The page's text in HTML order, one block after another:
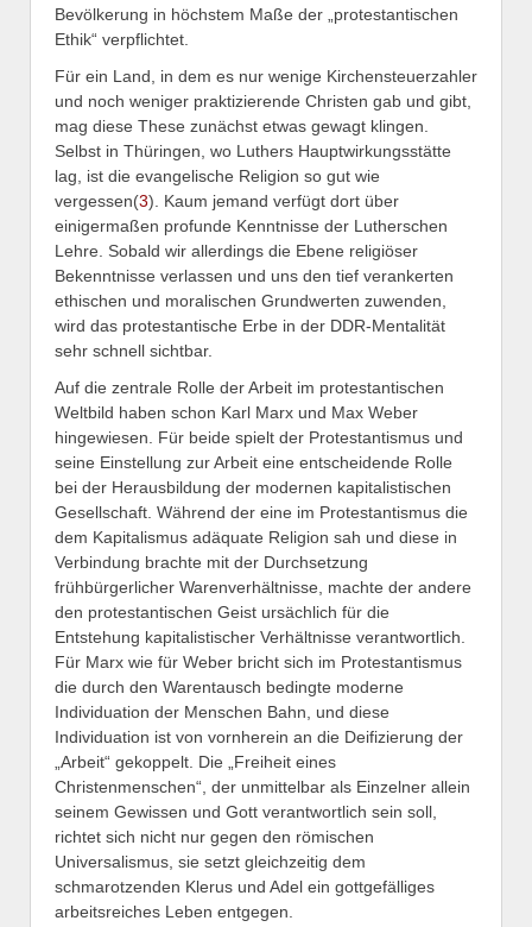
Bevölkerung in höchstem Maße der „protestantischen
Ethik“ verpflichtet.
Für ein Land, in dem es nur wenige Kirchensteuerzahler
und noch weniger praktizierende Christen gab und gibt,
mag diese These zunächst etwas gewagt klingen.
Selbst in Thüringen, wo Luthers Hauptwirkungsstätte
lag, ist die evangelische Religion so gut wie
vergessen(3). Kaum jemand verfügt dort über
einigermaßen profunde Kenntnisse der Lutherschen
Lehre. Sobald wir allerdings die Ebene religiöser
Bekenntnisse verlassen und uns den tief verankerten
ethischen und moralischen Grundwerten zuwenden,
wird das protestantische Erbe in der DDR-Mentalität
sehr schnell sichtbar.
Auf die zentrale Rolle der Arbeit im protestantischen
Weltbild haben schon Karl Marx und Max Weber
hingewiesen. Für beide spielt der Protestantismus und
seine Einstellung zur Arbeit eine entscheidende Rolle
bei der Herausbildung der modernen kapitalistischen
Gesellschaft. Während der eine im Protestantismus die
dem Kapitalismus adäquate Religion sah und diese in
Verbindung brachte mit der Durchsetzung
frühbürgerlicher Warenverhältnisse, machte der andere
den protestantischen Geist ursächlich für die
Entstehung kapitalistischer Verhältnisse verantwortlich.
Für Marx wie für Weber bricht sich im Protestantismus
die durch den Warentausch bedingte moderne
Individuation der Menschen Bahn, und diese
Individuation ist von vornherein an die Deifizierung der
„Arbeit“ gekoppelt. Die „Freiheit eines
Christenmenschen“, der unmittelbar als Einzelner allein
seinem Gewissen und Gott verantwortlich sein soll,
richtet sich nicht nur gegen den römischen
Universalismus, sie setzt gleichzeitig dem
schmarotzenden Klerus und Adel ein gottgefälliges
arbeitsreiches Leben entgegen.